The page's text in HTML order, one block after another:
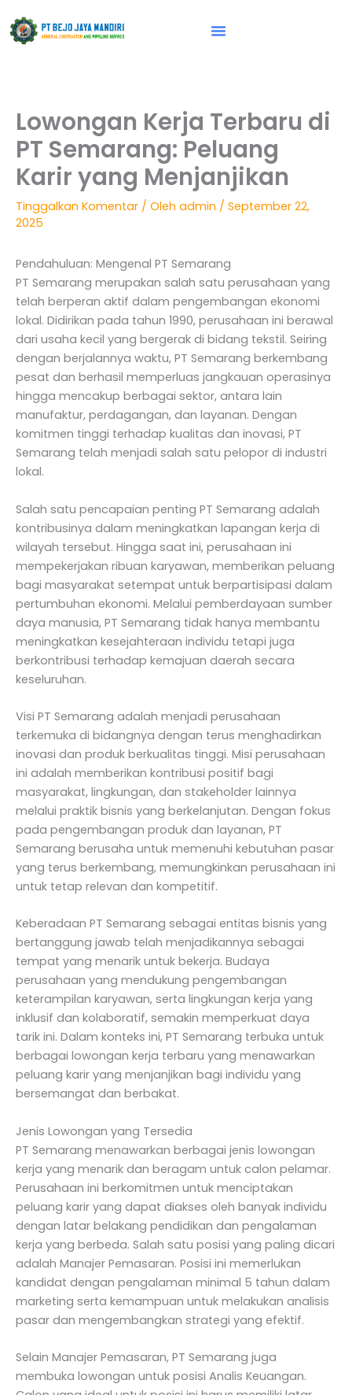
ke
konten
Lowongan Kerja Terbaru di
PT Semarang: Peluang
Karir yang Menjanjikan
Tinggalkan Komentar / Oleh admin / September 22,
2025
Pendahuluan: Mengenal PT Semarang
PT Semarang merupakan salah satu perusahaan yang
telah berperan aktif dalam pengembangan ekonomi
lokal. Didirikan pada tahun 1990, perusahaan ini berawal
dari usaha kecil yang bergerak di bidang tekstil. Seiring
dengan berjalannya waktu, PT Semarang berkembang
pesat dan berhasil memperluas jangkauan operasinya
hingga mencakup berbagai sektor, antara lain
manufaktur, perdagangan, dan layanan. Dengan
komitmen tinggi terhadap kualitas dan inovasi, PT
Semarang telah menjadi salah satu pelopor di industri
lokal.
Salah satu pencapaian penting PT Semarang adalah
kontribusinya dalam meningkatkan lapangan kerja di
wilayah tersebut. Hingga saat ini, perusahaan ini
mempekerjakan ribuan karyawan, memberikan peluang
bagi masyarakat setempat untuk berpartisipasi dalam
pertumbuhan ekonomi. Melalui pemberdayaan sumber
daya manusia, PT Semarang tidak hanya membantu
meningkatkan kesejahteraan individu tetapi juga
berkontribusi terhadap kemajuan daerah secara
keseluruhan.
Visi PT Semarang adalah menjadi perusahaan
terkemuka di bidangnya dengan terus menghadirkan
inovasi dan produk berkualitas tinggi. Misi perusahaan
ini adalah memberikan kontribusi positif bagi
masyarakat, lingkungan, dan stakeholder lainnya
melalui praktik bisnis yang berkelanjutan. Dengan fokus
pada pengembangan produk dan layanan, PT
Semarang berusaha untuk memenuhi kebutuhan pasar
yang terus berkembang, memungkinkan perusahaan ini
untuk tetap relevan dan kompetitif.
Keberadaan PT Semarang sebagai entitas bisnis yang
bertanggung jawab telah menjadikannya sebagai
tempat yang menarik untuk bekerja. Budaya
perusahaan yang mendukung pengembangan
keterampilan karyawan, serta lingkungan kerja yang
inklusif dan kolaboratif, semakin memperkuat daya
tarik ini. Dalam konteks ini, PT Semarang terbuka untuk
berbagai lowongan kerja terbaru yang menawarkan
peluang karir yang menjanjikan bagi individu yang
bersemangat dan berbakat.
Jenis Lowongan yang Tersedia
PT Semarang menawarkan berbagai jenis lowongan
kerja yang menarik dan beragam untuk calon pelamar.
Perusahaan ini berkomitmen untuk menciptakan
peluang karir yang dapat diakses oleh banyak individu
dengan latar belakang pendidikan dan pengalaman
kerja yang berbeda. Salah satu posisi yang paling dicari
adalah Manajer Pemasaran. Posisi ini memerlukan
kandidat dengan pengalaman minimal 5 tahun dalam
marketing serta kemampuan untuk melakukan analisis
pasar dan mengembangkan strategi yang efektif.
Selain Manajer Pemasaran, PT Semarang juga
membuka lowongan untuk posisi Analis Keuangan.